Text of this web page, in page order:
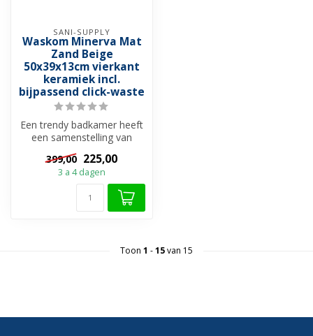
SANI-SUPPLY
Waskom Minerva Mat
Zand Beige
50x39x13cm vierkant
keramiek incl.
bijpassend click-waste
Een trendy badkamer heeft
een samenstelling van
mooiste c...
399,00 225,00
3 a 4 dagen
Toon 1 -15van 15